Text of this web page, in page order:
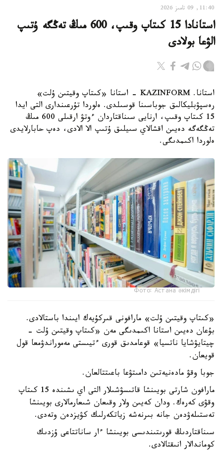
11:40, 09 تامىز 2026
استانادا 15 كىتاپ وقىپ، 600 مىڭ تەڭگە ۇتىپ
الۋعا بولادى
استانا. KAZINFORM - استانا «كىتاپ وقيتىن ۇلت»
رەسپۋبليكالىق جوباسىنا قوسىلدى. ەلوردا تۇرعىندارى التى ايدا
15 كىتاپ وقىپ، ارنايى سىناقتاردان ءوتۋ ارقىلى 600 مىڭ
تەڭگەگە دەيىن اقشالاي سىيلىق ۇتىپ الا الادى، دەپ حابارلايدى
ەلوردا اكىمدىگى.
Фото: Астана әкімдігі
«كىتاپ وقيتىن ۇلت» مارافونى قىركۇيەك ايىندا باستالادى.
بۇعان دەيىن استانا اكىمدىگى مەن «كىتاپ وقيتىن ۇلت -
چيتايۋشايا ناتسيا» قوعامدىق قورى ءتيىستى مەموراندۋمعا قول
قويعان.
جوبا وقۋ مادەنيەتىن دامىتۋعا باعىتتالعان.
مارافون شارتى بويىنشا قاتىسۋشىلار التى اي ىشىندە 15 كىتاپ
وقۋى كەرەك. ودان كەيىن ولار وقىعان شىعارمالارى بويىنشا
تەستىلەۋدەن جانە بىرنەشە زياتكەرلىك كۋيزدەن وتەدى.
سىناقتاردىڭ قورىتىندىسى بويىنشا ءار ساناتتاعى ۇزدىك
كوماندالار انىقتالادى.